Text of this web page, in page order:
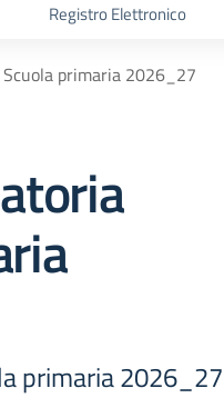
Registro Elettronico
primaria 2026_27
primaria 2026_27